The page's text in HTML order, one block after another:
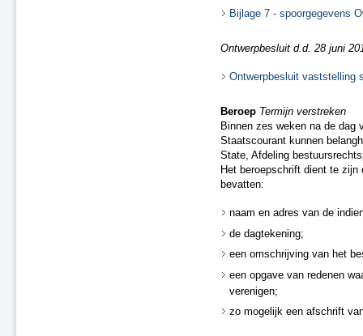
Bijlage 7 - spoorgegevens
Ontwerpbesluit d.d. 28 juni
Ontwerpbesluit vaststelling
Beroep Termijn verstreken
Binnen zes weken na de dag
Staatscourant kunnen
State, Afdeling
Het beroepschrift dient te
bevatten:
naam en adres van de
de dagtekening;
een omschrijving van het
een opgave van redenen
verenigen;
zo mogelijk een afschrift